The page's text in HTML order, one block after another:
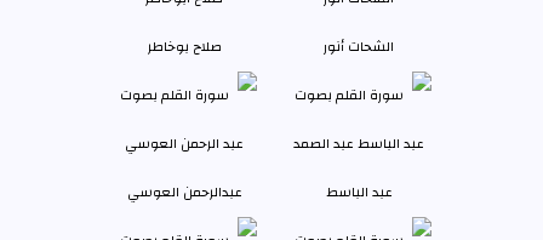
الشحات أنور صلاح بوخاطر
عبد الباسط عبدالرحمن العوسي